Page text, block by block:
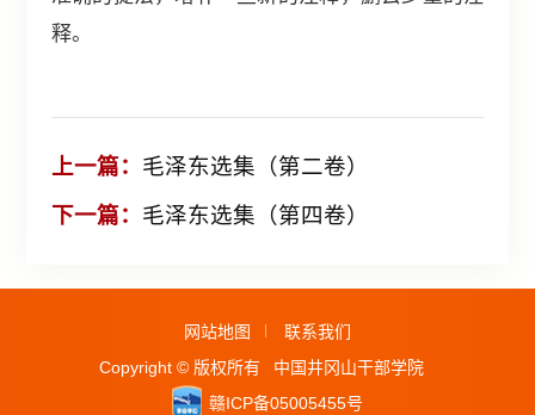
释。
上一篇： 毛泽东选集（第二卷）
下一篇： 毛泽东选集（第四卷）
网站地图
联系我们
Copyright © 版权所有
中国井冈山干部学院
赣ICP备05005455号